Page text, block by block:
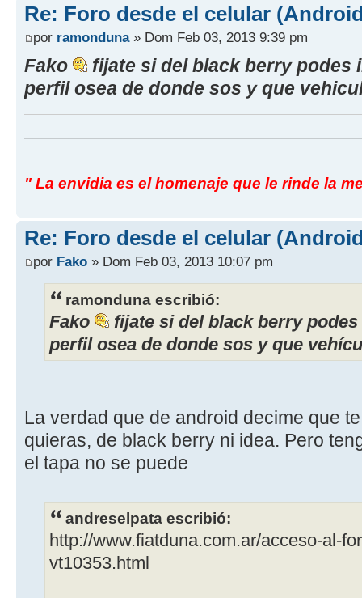
Re: Foro desde el celular
por ramonduna» Dom Feb 03, 2013 9:39 pm
Fako
fijate si del black berry podes
perfil osea de donde sos y que
" La envidia es el homenaje que le rinde la
Re: Foro desde el celular
por Fako » Dom Feb 03, 2013 10:07 pm
ramonduna escribió:
Fako
fijate si del black berry
perfil osea de donde sos y que
La verdad que de android decime que
quieras, de black berry ni idea. Pero
el tapa no se puede
andreselpata escribió:
http://www.fiatduna.com.ar/acceso-al-
vt10353.html